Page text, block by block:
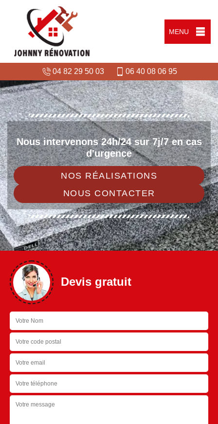
MENU
04 82 29 50 03 06 40 08 06 95
Nous intervenons 24h/24 sur 7j/7 en cas
d'urgence
NOS RÉALISATIONS
NOUS CONTACTER
Devis gratuit